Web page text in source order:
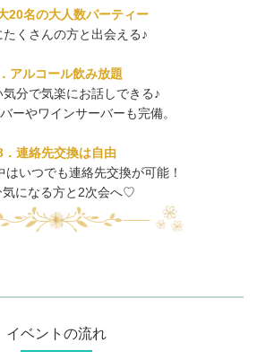
20名の大人数パーティー
たくさんの方と出会える♪
アルコール飲み放題
分で気楽にお話しできる♪
ーやワインサーバーも完備。
．連絡先交換は自由
はいつでも連絡先交換が可能！
気になる方と2次会へ♡
イベントの流れ